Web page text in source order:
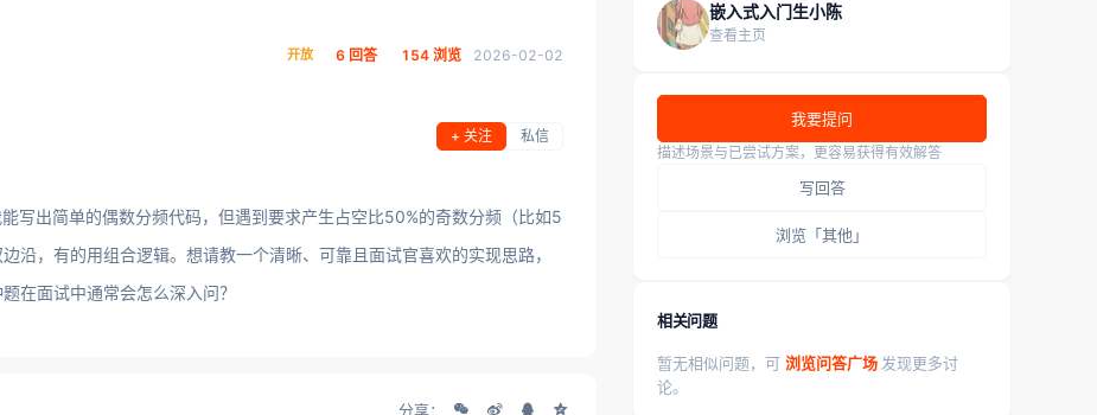
开放 6 回答 154 浏览 2026-02-02
+ 关注 私信
写出简单的偶数分频代码，但遇到要求产生占空比50%的奇数分频（比如5
沿，有的用组合逻辑。想请教一个清晰、可靠且面试官喜欢的实现思路，
在面试中通常会怎么深入问？
分享：
嵌入式入门生小陈
查看主页
我要提问
描述场景与已尝试方案，更容易获得有效解答
写回答
浏览「其他」
相关问题
暂无相似问题，可 浏览问答广场 发现更多讨
论。